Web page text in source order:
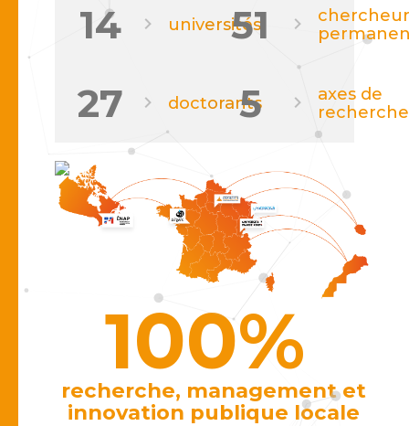
14 universités
51
27 doctorants
5
axes de
recherche
100%
recherche, management et
innovation publique locale